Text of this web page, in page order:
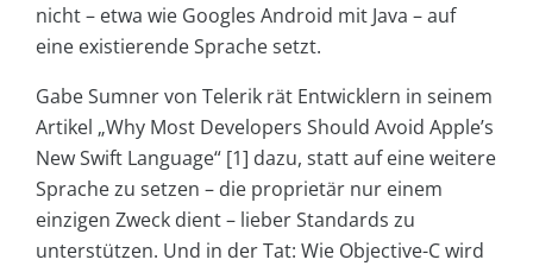
nicht – etwa wie Googles Android mit Java – auf
eine existierende Sprache setzt.
Gabe Sumner von Telerik rät Entwicklern in seinem
Artikel „Why Most Developers Should Avoid Apple’s
New Swift Language“ [1] dazu, statt auf eine weitere
Sprache zu setzen – die proprietär nur einem
einzigen Zweck dient – lieber Standards zu
unterstützen. Und in der Tat: Wie Objective-C wird